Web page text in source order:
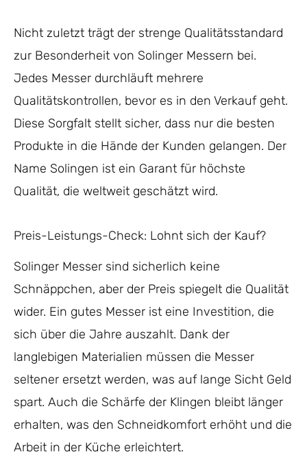
Nicht zuletzt trägt der strenge Qualitätsstandard
zur Besonderheit von Solinger Messern bei.
Jedes Messer durchläuft mehrere
Qualitätskontrollen, bevor es in den Verkauf geht.
Diese Sorgfalt stellt sicher, dass nur die besten
Produkte in die Hände der Kunden gelangen. Der
Name Solingen ist ein Garant für höchste
Qualität, die weltweit geschätzt wird.
Preis-Leistungs-Check: Lohnt sich der Kauf?
Solinger Messer sind sicherlich keine
Schnäppchen, aber der Preis spiegelt die Qualität
wider. Ein gutes Messer ist eine Investition, die
sich über die Jahre auszahlt. Dank der
langlebigen Materialien müssen die Messer
seltener ersetzt werden, was auf lange Sicht Geld
spart. Auch die Schärfe der Klingen bleibt länger
erhalten, was den Schneidkomfort erhöht und die
Arbeit in der Küche erleichtert.